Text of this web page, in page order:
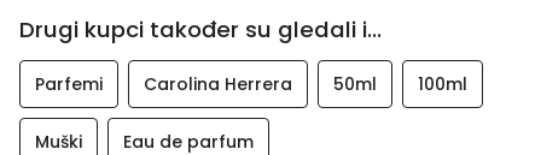
Drugi kupci također su gledali i...
Parfemi Carolina Herrera 50ml 100ml
Muški Eau de parfum